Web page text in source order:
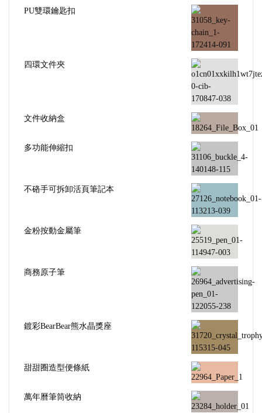
PU雙環鑰匙扣
四環文件夾
文件收納盒
多功能伸縮扣
不硌手可拆卸活頁筆記本
金粉按動金屬筆
商務原子筆
鍍彩BearBear熊水晶獎座
甜甜圈造型便條紙
萬年曆筆筒收納